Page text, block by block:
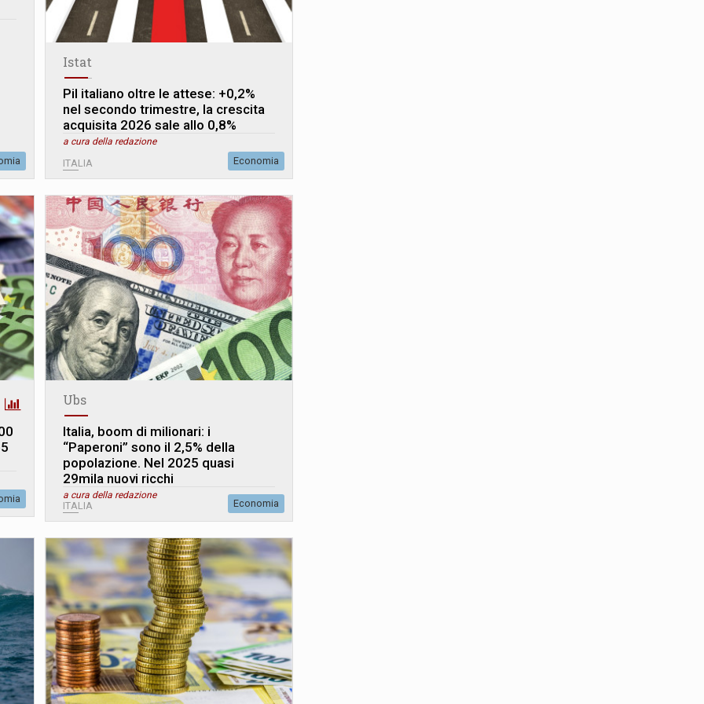
Istat
Pil italiano oltre le attese: +0,2%
nel secondo trimestre, la crescita
acquisita 2026 sale allo 0,8%
a cura della redazione
ITALIA Economia
Ubs
Italia, boom di milionari: i
“Paperoni” sono il 2,5% della
popolazione. Nel 2025 quasi
29mila nuovi ricchi
a cura della redazione
ITALIA Economia